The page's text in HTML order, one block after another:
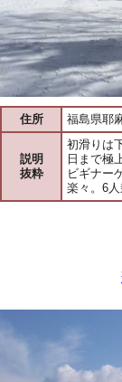
住所 福島県耶
説明
抜粋
初滑りは
日まで極
ビギナー
楽々。6